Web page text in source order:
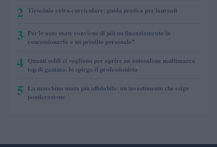
2 Tirocinio extra-curriculare: guida pratica per laureati
3 Per le auto usate conviene di più un finanziamento in
concessionaria o un prestito personale?
4 Quanti soldi ci vogliono per aprire un autosalone multimarca
top di gamma: lo spiega il professionista
5 La macchina usata più affidabile: un investimento che esige
ponderazione